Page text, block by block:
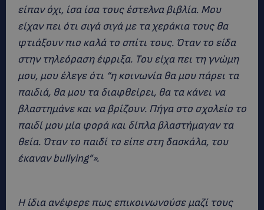
είπαν όχι, ίσα ίσα τους έστελνα βιβλία. Μου
είχαν πει ότι σιγά σιγά με τα χεράκια τους θα
φτιάξουν πιο καλά το σπίτι τους. Όταν το είδα
στην τηλεόραση έφριξα. Του είχα πει τη γνώμη
μου, μου έλεγε ότι “η κοινωνία θα μου πάρει τα
παιδιά, θα μου τα διαφθείρει, θα τα κάνει να
βλαστημάνε και να βρίζουν. Πήγα στο σχολείο το
παιδί μου μία φορά και δίπλα βλαστήμαγαν τα
θεία. Όταν το παιδί το είπε στη δασκάλα, του
έκαναν bullying”».
Η ίδια ανέφερε πως επικοινωνούσε μαζί τους